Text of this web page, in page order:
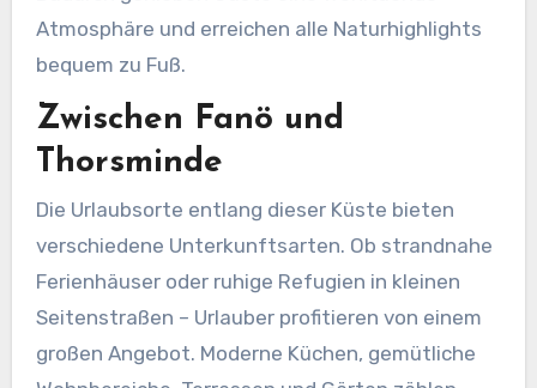
Atmosphäre und erreichen alle Naturhighlights
bequem zu Fuß.
Zwischen Fanö und
Thorsminde
Die Urlaubsorte entlang dieser Küste bieten
verschiedene Unterkunftsarten. Ob strandnahe
Ferienhäuser oder ruhige Refugien in kleinen
Seitenstraßen – Urlauber profitieren von einem
großen Angebot. Moderne Küchen, gemütliche